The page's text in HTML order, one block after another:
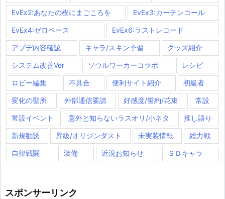
EvEx2:あなたの楔にまごころを EvEx3:カーテンコール
EvEx4:ゼロベース EvEx6:ラストレコード
アプデ内容確認 キャラ/スキン予習 グッズ紹介
システム改善Ver ソウルワーカーコラボ レシピ
ロビー編集 不具合 便利サイト紹介 初級者
変化の聖所 外部通信要請 好感度/誓約/花束 常設
常設イベント 意外と知らないラスオリ/小ネタ 推し語り
新規勧誘 昇級/オリジンダスト 未実装情報 総力戦
自律戦闘 装備 近況お知らせ ＳＤキャラ
スポンサーリンク